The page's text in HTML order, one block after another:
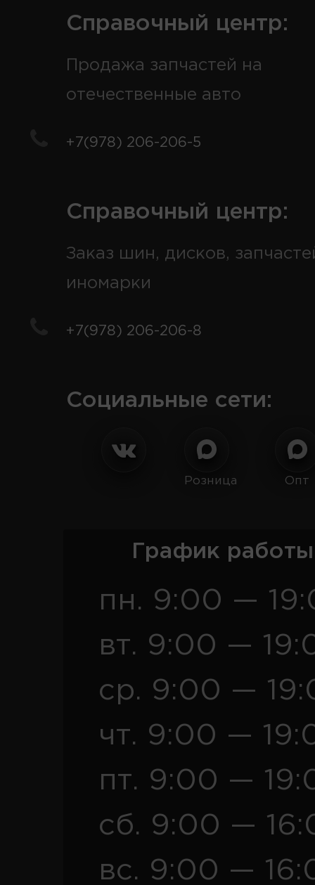
Справочный центр:
Продажа запчастей на
отечественные авто
+7(978) 206-206-5
Справочный центр:
Заказ шин, дисков,
иномарки
+7(978) 206-206-8
Социальные сети:
Розница Опт
График
пн. 9:00 —
вт. 9:00 —
ср. 9:00 —
чт. 9:00 —
пт. 9:00 —
сб. 9:00 —
вс. 9:00 —